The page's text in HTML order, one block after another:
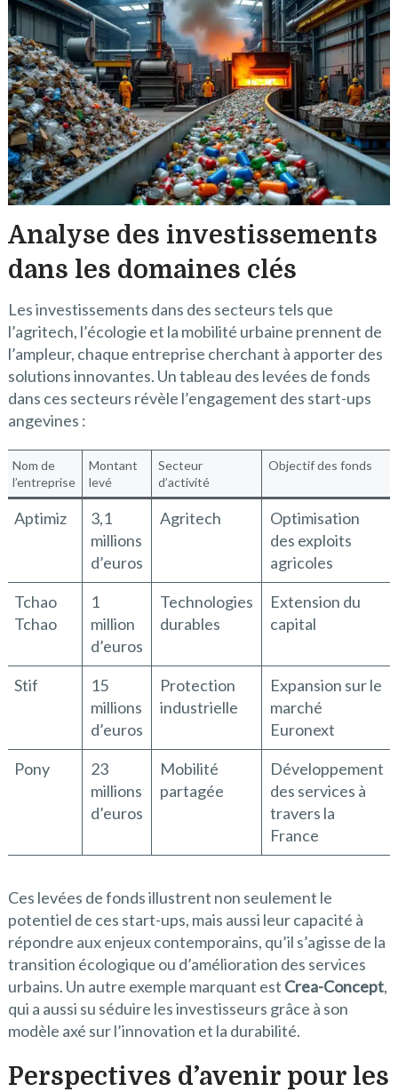
Analyse des investissements
dans les domaines clés
Les investissements dans des secteurs tels que
l’agritech, l’écologie et la mobilité urbaine prennent de
l’ampleur, chaque entreprise cherchant à apporter des
solutions innovantes. Un tableau des levées de fonds
dans ces secteurs révèle l’engagement des start-ups
angevines :
Nom de
l’entreprise
Montant
levé
Secteur
d’activité
Objectif des fonds
Aptimiz
3,1
millions
d’euros
Agritech
Optimisation
des exploits
agricoles
Tchao
Tchao
1
million
d’euros
Technologies
durables
Extension du
capital
Stif
15
millions
d’euros
Protection
industrielle
Expansion sur le
marché
Euronext
Pony
23
millions
d’euros
Mobilité
partagée
Développement
des services à
travers la
France
Ces levées de fonds illustrent non seulement le
potentiel de ces start-ups, mais aussi leur capacité à
répondre aux enjeux contemporains, qu’il s’agisse de la
transition écologique ou d’amélioration des services
urbains. Un autre exemple marquant est Crea-Concept,
qui a aussi su séduire les investisseurs grâce à son
modèle axé sur l’innovation et la durabilité.
Perspectives d’avenir pour les